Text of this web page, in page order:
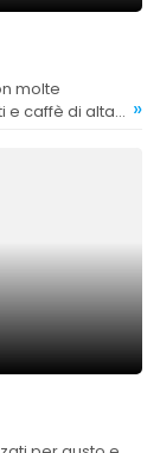
e caffè di alta
»